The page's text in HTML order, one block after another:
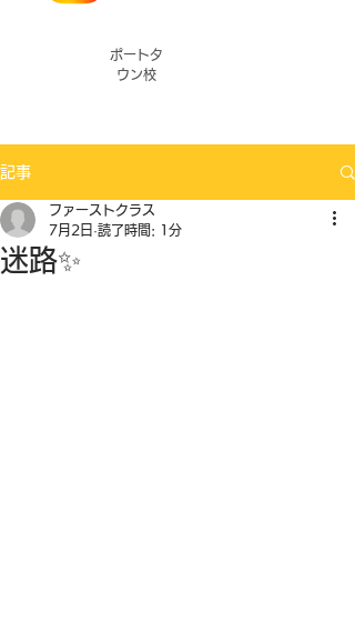
ポートタ
ウン校
記事
迷路✨
ファーストクラス
7月2日 読了時間: 1分